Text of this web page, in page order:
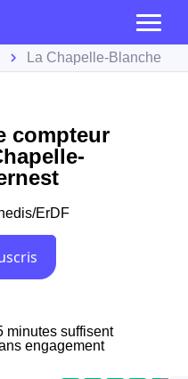
La Chapelle-Blanche